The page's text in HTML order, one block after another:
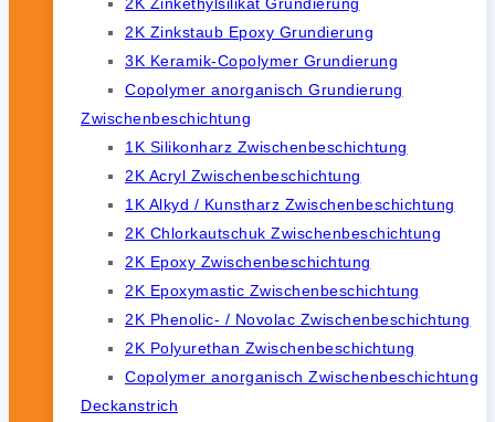
2K Zinkstaub Epoxy Grundierung
3K Keramik-Copolymer Grundierung
Copolymer anorganisch Grundierung
Zwischenbeschichtung
1K Silikonharz Zwischenbeschichtung
2K Acryl Zwischenbeschichtung
1K Alkyd / Kunstharz Zwischenbeschichtung
2K Chlorkautschuk Zwischenbeschichtung
2K Epoxy Zwischenbeschichtung
2K Epoxymastic Zwischenbeschichtung
2K Phenolic- / Novolac Zwischenbeschichtung
2K Polyurethan Zwischenbeschichtung
Copolymer anorganisch Zwischenbeschichtung
Deckanstrich